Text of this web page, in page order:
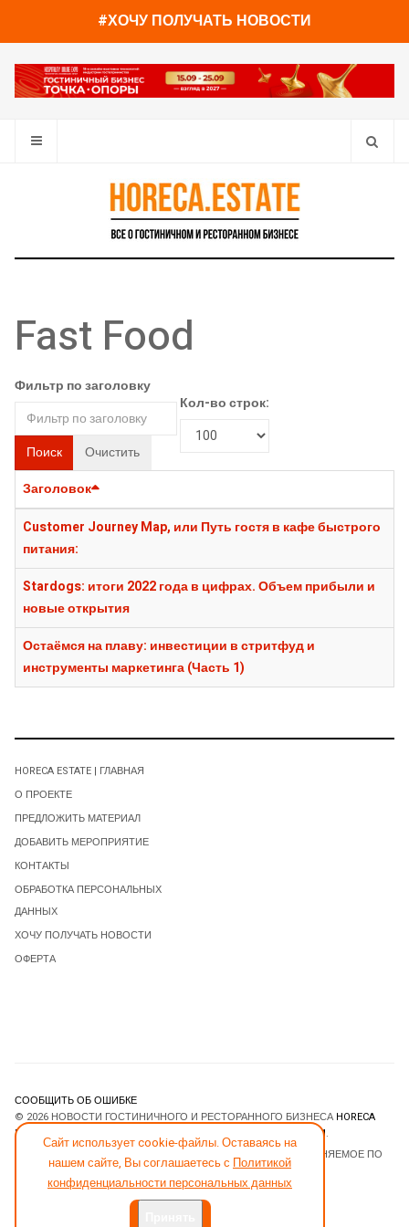
#ХОЧУ ПОЛУЧАТЬ НОВОСТИ
Fast Food
Фильтр по заголовку
Поиск Очистить
Кол-во строк:
Заголовок
Customer Journey Map, или Путь гостя в кафе быстрого
питания:
Stardogs: итоги 2022 года в цифрах. Объем прибыли и
новые открытия
Остаёмся на плаву: инвестиции в стритфуд и
инструменты маркетинга (Часть 1)
Сайт использует cookie-файлы. Оставаясь на
нашем сайте, Вы соглашаетесь с Политикой
конфиденциальности персональных данных
HORECA ESTATE | ГЛАВНАЯ
О ПРОЕКТЕ
ПРЕДЛОЖИТЬ МАТЕРИАЛ
ДОБАВИТЬ МЕРОПРИЯТИЕ
КОНТАКТЫ
ОБРАБОТКА ПЕРСОНАЛЬНЫХ
ДАННЫХ
ХОЧУ ПОЛУЧАТЬ НОВОСТИ
ОФЕРТА
СООБЩИТЬ ОБ ОШИБКЕ
© 2026 НОВОСТИ ГОСТИНИЧНОГО И РЕСТОРАННОГО БИЗНЕСА HORECA
ESTATE
JOOMLART.COM.
- ПРОГРАММНОЕ ОБЕСПЕЧЕНИЕ, РАСПРОСТРАНЯЕМОЕ ПО
ЛИЦЕНЗИИGNU GENERAL PUBLIC LICENSE